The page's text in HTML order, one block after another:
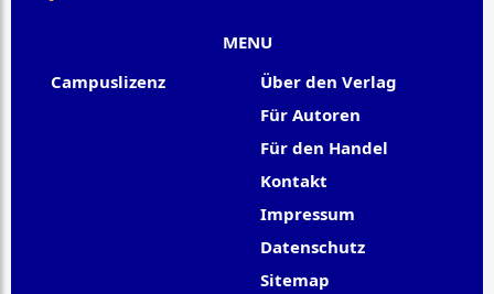
MENU
Campuslizenz
Über den Verlag
Für Autoren
Für den Handel
Kontakt
Impressum
Datenschutz
Sitemap